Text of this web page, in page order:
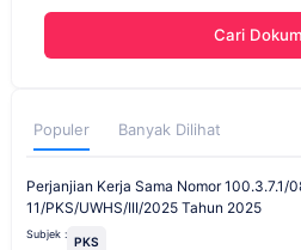
Cari
Populer Banyak Dilihat
Perjanjian Kerja Sama Nomor 100.3.7.1/
11/PKS/UWHS/III/2025 Tahun 2025
Subjek : PKS